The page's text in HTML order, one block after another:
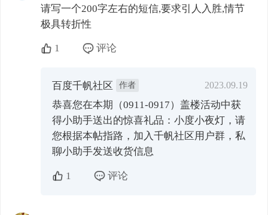
请写一个200字左右的短信,要求引人入胜,情节
极具转折性
1 评论
百度千帆社区 作者 2023.09.19
恭喜您在本期（0911-0917）盖楼活动中获
得小助手送出的惊喜礼品：小度小夜灯，请
您根据本帖指路，加入千帆社区用户群，私
聊小助手发送收货信息
1 评论